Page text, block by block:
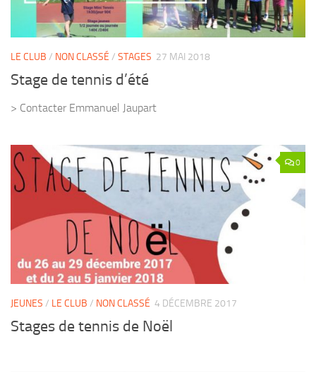
LE CLUB / NON CLASSÉ / STAGES 27 MAI 2018
Stage de tennis d’été
> Contacter Emmanuel Jaupart
0
JEUNES / LE CLUB / NON CLASSÉ 4 DÉCEMBRE 2017
Stages de tennis de Noël